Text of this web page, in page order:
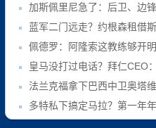
加斯佩里尼急了：后卫、边
蓝军二门远走？约根森租借
佩德罗：阿隆索这教练够开
皇马没打过电话？拜仁CEO：
法兰克福拿下巴西中卫奥塔
多特私下搞定马拉？第一年